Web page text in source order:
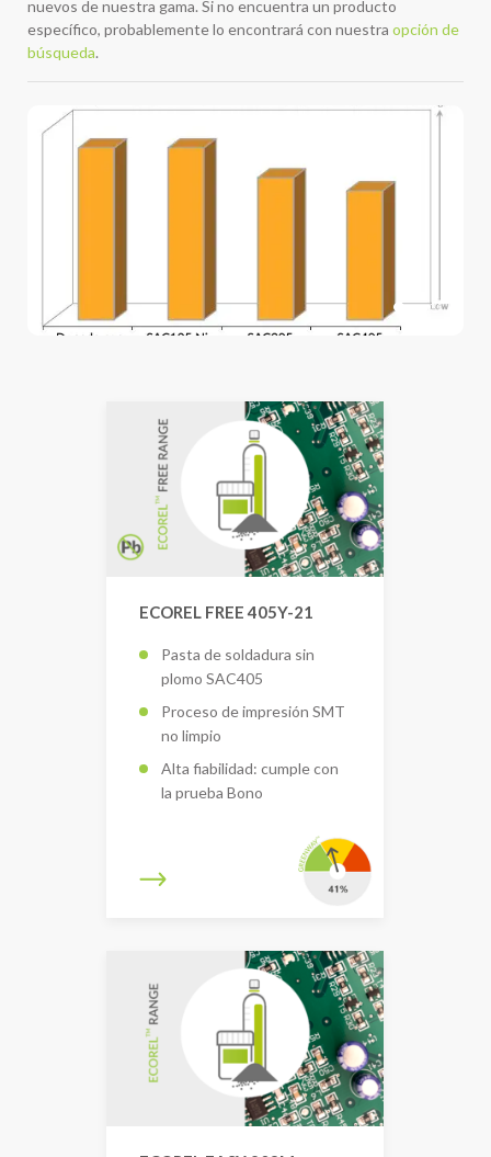
nuevos de nuestra gama. Si no encuentra un producto
específico, probablemente lo encontrará con nuestra opción de
búsqueda.
ECOREL FREE 405Y-21
Pasta de soldadura sin
plomo SAC405
Proceso de impresión SMT
no limpio
Alta fiabilidad: cumple con
la prueba Bono